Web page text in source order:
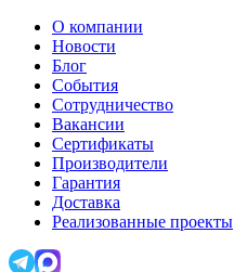
О компании
Новости
Блог
События
Сотрудничество
Вакансии
Сертификаты
Производители
Гарантия
Доставка
Реализованные проекты